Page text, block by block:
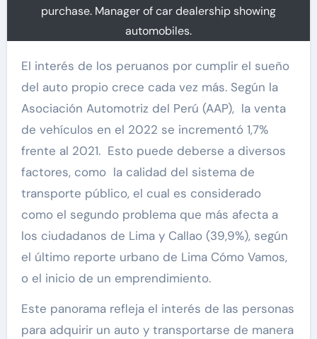
purchase. Manager of car dealership showing
automobiles.
El interés de los peruanos por cumplir el sueño
del auto propio crece cada vez más. Según la
Asociación Automotriz del Perú (AAP), la venta
de vehículos en el 2022 se incrementó 1,7%
frente al 2021. Esto puede deberse a diversos
factores, como la calidad del sistema de
transporte público, el cual es considerado
como el segundo problema que más afecta a
los ciudadanos de Lima y Callao (39,9%), según
el último reporte urbano de Lima Cómo Vamos,
o el inicio de un emprendimiento.
Este panorama refleja el interés de las personas
para adquirir un auto y transportarse de manera